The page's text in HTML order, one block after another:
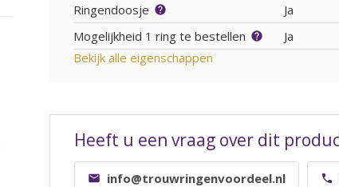
Ringendoosje
Ja
Mogelijkheid 1 ring te bestellen
Ja
Bekijk alle eigenschappen
Heeft u een vraag over dit
info@trouwringenvoordeel.nl